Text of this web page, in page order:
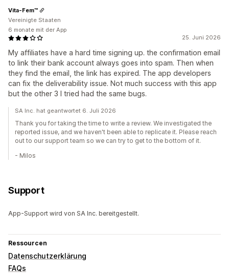
25. Juni 2026
My affiliates have a hard time signing up. the confirmation email
to link their bank account always goes into spam. Then when
they find the email, the link has expired. The app developers
can fix the deliverability issue. Not much success with this app
but the other 3 I tried had the same bugs.
Vita-Fem™
Vereinigte Staaten
6 monate mit der App
SA Inc. hat geantwortet 6. Juli 2026
Thank you for taking the time to write a review. We investigated the
reported issue, and we haven't been able to replicate it. Please reach
out to our support team so we can try to get to the bottom of it.
- Milos
Support
App-Support wird von SA Inc. bereitgestellt.
Ressourcen
Datenschutzerklärung
FAQs